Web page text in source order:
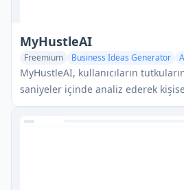
MyHustleAI
Freemium Business Ideas Generator
AI Task Management
MyHustleAI, kullanıcıların
saniyeler içinde analiz ederek
fırsatlarını keşfetmelerine
platformdur.